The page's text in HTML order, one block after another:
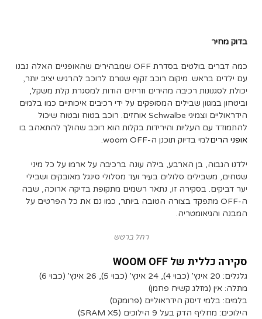
בדוק מחיר
כמה דברים בולטים בסדרת OFF שמבהירים שהאופניים האלה נבנו
עם ילדים בראש. מיקום רוכב זקוף שגורם לרוכב להרגיש יציב יותר,
יכולת לסגנונות רכיבה מהירים וזריזים הודות למסגרת קלת משקל,
וביטחון במגוון שבילים המסופקים על ידי רכיבים איכותיים כמו בלמים
הידראוליים וצמיגי Schwalbe אוחזים. רוכב בטוח ובטוח שיכול
להתמודד עם העליות והירידות בקלות הוא רוכב שהולך להתאהב בו
אופני הריםלמי בדיוק תוכנן ה-woom OFF.
ילדנו הגבוה, בן הארבע, בילה עונה ברכיבה על ארמו על כל מיני
שטחים, משבילים סלולים בעיר ועד מסלולי סינגל מאובקים ושבילי
יער דביקים. בסקירה זו, נתאר רשמים מתקופת בדיקה ארוכה, שבה
ה-OFF מתפקד בצורה הטובה ביותר, כמו גם את כל הפרטים על
המבנה והגיאומטריה.
רחל ברטש
סקירה כללית של WOOM OFF
גלגלים: 20 אינץ' (כבוי 4), 24 אינץ' (כבוי 5), 26 אינץ' (כבוי 6)
מתלה: אין (מזלג קשיח פחמן)
בלמים: בלמי דיסק הידראוליים (פרומקס)
הילוכים: מחליף הדק בעל 9 הילוכים (SRAM X5)